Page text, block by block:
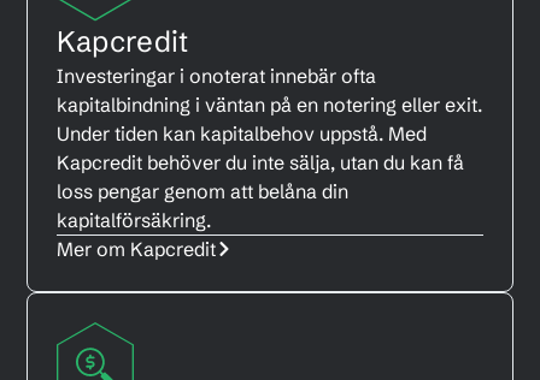
Kapcredit
Investeringar i onoterat innebär ofta
kapitalbindning i väntan på en notering eller exit.
Under tiden kan kapitalbehov uppstå. Med
Kapcredit behöver du inte sälja, utan du kan få
loss pengar genom att belåna din
kapitalförsäkring.
Mer om Kapcredit